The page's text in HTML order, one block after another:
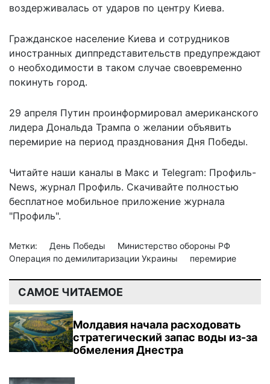
воздерживалась от ударов по центру Киева.
Гражданское население Киева и сотрудников
иностранных диппредставительств предупреждают
о необходимости в таком случае своевременно
покинуть город.
29 апреля Путин проинформировал американского
лидера Дональда Трампа о желании объявить
перемирие на период празднования Дня Победы.
Читайте наши каналы в Макс и Telegram: Профиль-
News, журнал Профиль. Скачивайте полностью
бесплатное мобильное приложение журнала
"Профиль".
Метки: День Победы
Министерство обороны РФ
Операция по демилитаризации Украины
перемирие
САМОЕ ЧИТАЕМОЕ
Молдавия начала расходовать
стратегический запас воды из-за
обмеления Днестра